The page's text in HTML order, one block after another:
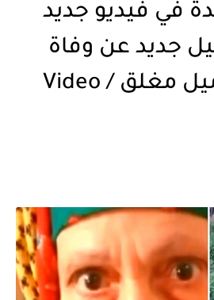
في فيديو جديد
جديد عن وفاة
الاخوة في برميل مغلق / Video